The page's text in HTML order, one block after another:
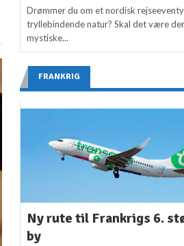
Drømmer du om et nordisk
tryllebindende natur? Skal det være
mystiske...
FRANKRIG
Ny rute til Frankrigs 6.
by